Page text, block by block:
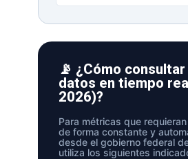
📡 ¿Cómo
datos en tiempo
2026)?
Para métricas que
de forma constante y
desde el gobierno federal
utiliza los siguientes